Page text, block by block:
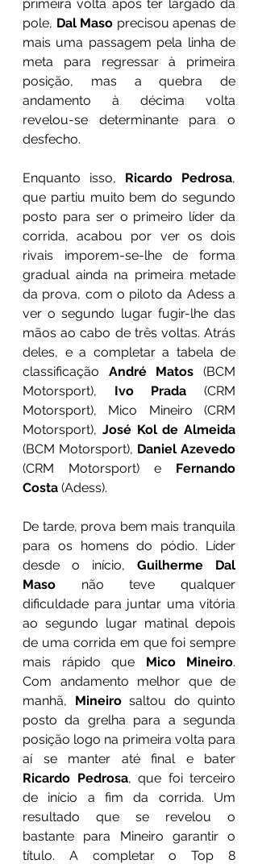
primeira volta após ter largado da
pole, Dal Maso precisou apenas de
mais uma passagem pela linha de
meta para regressar à primeira
posição, mas a quebra de
andamento à décima volta
revelou-se determinante para o
desfecho.
Enquanto isso, Ricardo Pedrosa,
que partiu muito bem do segundo
posto para ser o primeiro líder da
corrida, acabou por ver os dois
rivais imporem-se-lhe de forma
gradual ainda na primeira metade
da prova, com o piloto da Adess a
ver o segundo lugar fugir-lhe das
mãos ao cabo de três voltas. Atrás
deles, e a completar a tabela de
classificação André Matos (BCM
Motorsport), Ivo Prada (CRM
Motorsport), Mico Mineiro (CRM
Motorsport),
(BCM Motorsport), Daniel Azevedo
(CRM Motorsport) e Fernando
Costa (Adess).
De tarde, prova bem mais tranquila
para os homens do pódio. Líder
desde o início, Guilherme Dal
Maso não teve qualquer
dificuldade para juntar uma vitória
ao segundo lugar matinal depois
de uma corrida em que foi sempre
mais rápido que Mico Mineiro.
Com andamento melhor que de
manhã, Mineiro saltou do quinto
posto da grelha para a segunda
posição logo na primeira volta para
Ricardo Pedrosa, que foi terceiro
de início a fim da corrida. Um
resultado que se revelou o
bastante para Mineiro garantir o
título. A completar o Top 8